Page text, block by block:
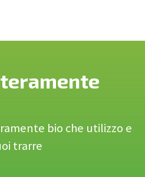
bio che utilizzo e
trarre